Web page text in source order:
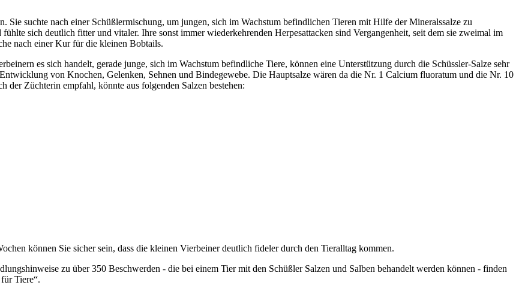
Sie suchte nach einer Schüßlermischung, um jungen, sich im Wachstum befindlichen Tieren mit Hilfe der Mineralssalze zu
sich deutlich fitter und vitaler. Ihre sonst immer wiederkehrenden Herpesattacken sind Vergangenheit, seit dem sie zweimal im
nach einer Kur für die kleinen Bobtails.
es sich handelt, gerade junge, sich im Wachstum befindliche Tiere, können eine Unterstützung durch die Schüssler-Salze sehr
von Knochen, Gelenken, Sehnen und Bindegewebe. Die Hauptsalze wären da die Nr. 1 Calcium fluoratum und die Nr. 10
Züchterin empfahl, könnte aus folgenden Salzen bestehen:
können Sie sicher sein, dass die kleinen Vierbeiner deutlich fideler durch den Tieralltag kommen.
zu über 350 Beschwerden - die bei einem Tier mit den Schüßler Salzen und Salben behandelt werden können - finden
Tiere“.